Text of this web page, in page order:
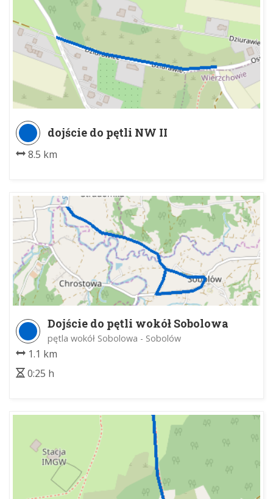
dojście do pętli NW II
8.5 km
Dojście do pętli wokół Sobolowa
pętla wokół Sobolowa - Sobolów
1.1 km
0:25 h